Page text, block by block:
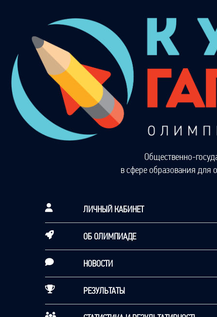
Общественно-
в сфере образования для
ЛИЧНЫЙ КАБИНЕТ
ОБ ОЛИМПИАДЕ
НОВОСТИ
РЕЗУЛЬТАТЫ